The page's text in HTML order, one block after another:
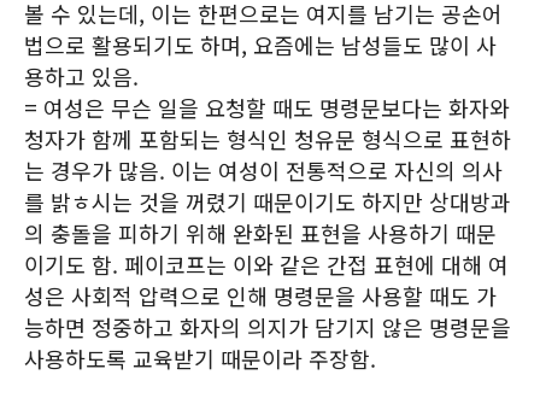
볼 수 있는데, 이는 한편으로는 여지를 남기는 공손어
법으로 활용되기도 하며, 요즘에는 남성들도 많이 사
용하고 있음.
= 여성은 무슨 일을 요청할 때도 명령문보다는 화자와
청자가 함께 포함되는 형식인 청유문 형식으로 표현하
는 경우가 많음. 이는 여성이 전통적으로 자신의 의사
를 밝ㅎ시는 것을 꺼렸기 때문이기도 하지만 상대방과
의 충돌을 피하기 위해 완화된 표현을 사용하기 때문
이기도 함. 페이코프는 이와 같은 간접 표현에 대해 여
성은 사회적 압력으로 인해 명령문을 사용할 때도 가
능하면 정중하고 화자의 의지가 담기지 않은 명령문을
사용하도록 교육받기 때문이라 주장함.